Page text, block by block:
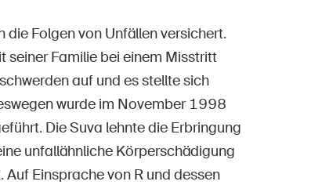
die Folgen von Unfällen versichert.
Familie bei einem Misstritt
auf und es stellte sich
wurde im November 1998
Die Suva lehnte die Erbringung
unfallähnliche Körperschädigung
Einsprache von R und dessen